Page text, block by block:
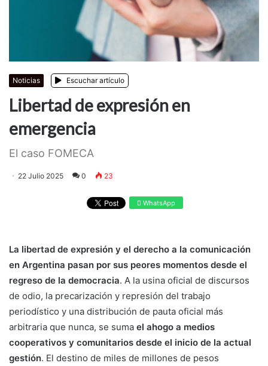
Noticias Escuchar artículo
Libertad de expresión en
emergencia
El caso FOMECA
22 Julio 2025 0 23
WhatsApp
La libertad de expresión y el derecho a la comunicación
en Argentina pasan por sus peores momentos desde el
regreso de la democracia. A la usina oficial de discursos
de odio, la precarización y represión del trabajo
periodístico y una distribución de pauta oficial más
arbitraria que nunca, se suma el ahogo a medios
cooperativos y comunitarios desde el inicio de la actual
gestión. El destino de miles de millones de pesos